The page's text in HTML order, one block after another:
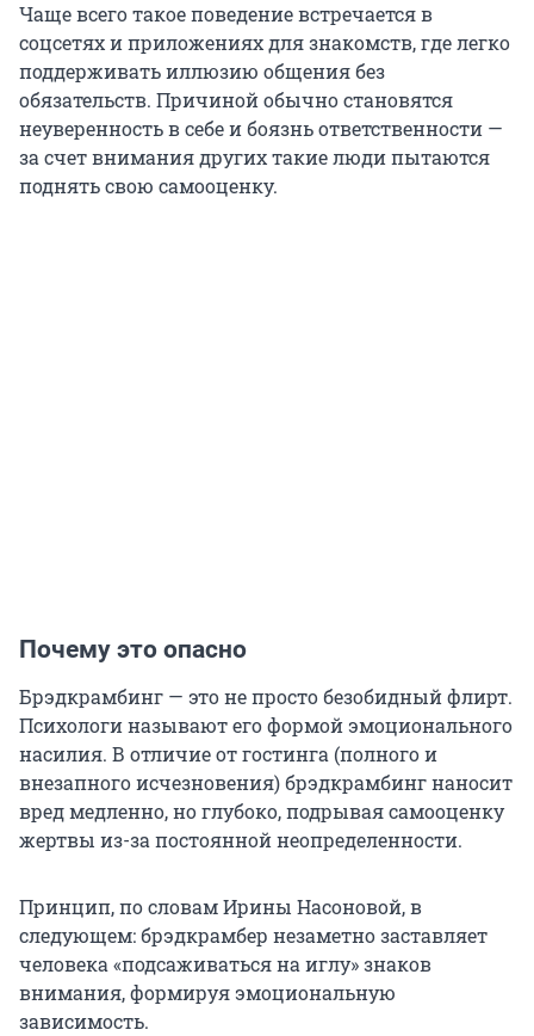
Чаще всего такое поведение встречается в
соцсетях и приложениях для знакомств, где легко
поддерживать иллюзию общения без
обязательств. Причиной обычно становятся
неуверенность в себе и боязнь ответственности —
за счет внимания других такие люди пытаются
поднять свою самооценку.
Почему это опасно
Брэдкрамбинг — это не просто безобидный флирт.
Психологи называют его формой эмоционального
насилия. В отличие от гостинга (полного и
внезапного исчезновения) брэдкрамбинг наносит
вред медленно, но глубоко, подрывая самооценку
жертвы из-за постоянной неопределенности.
Принцип, по словам Ирины Насоновой, в
следующем: брэдкрамбер незаметно заставляет
человека «подсаживаться на иглу» знаков
внимания, формируя эмоциональную
зависимость.